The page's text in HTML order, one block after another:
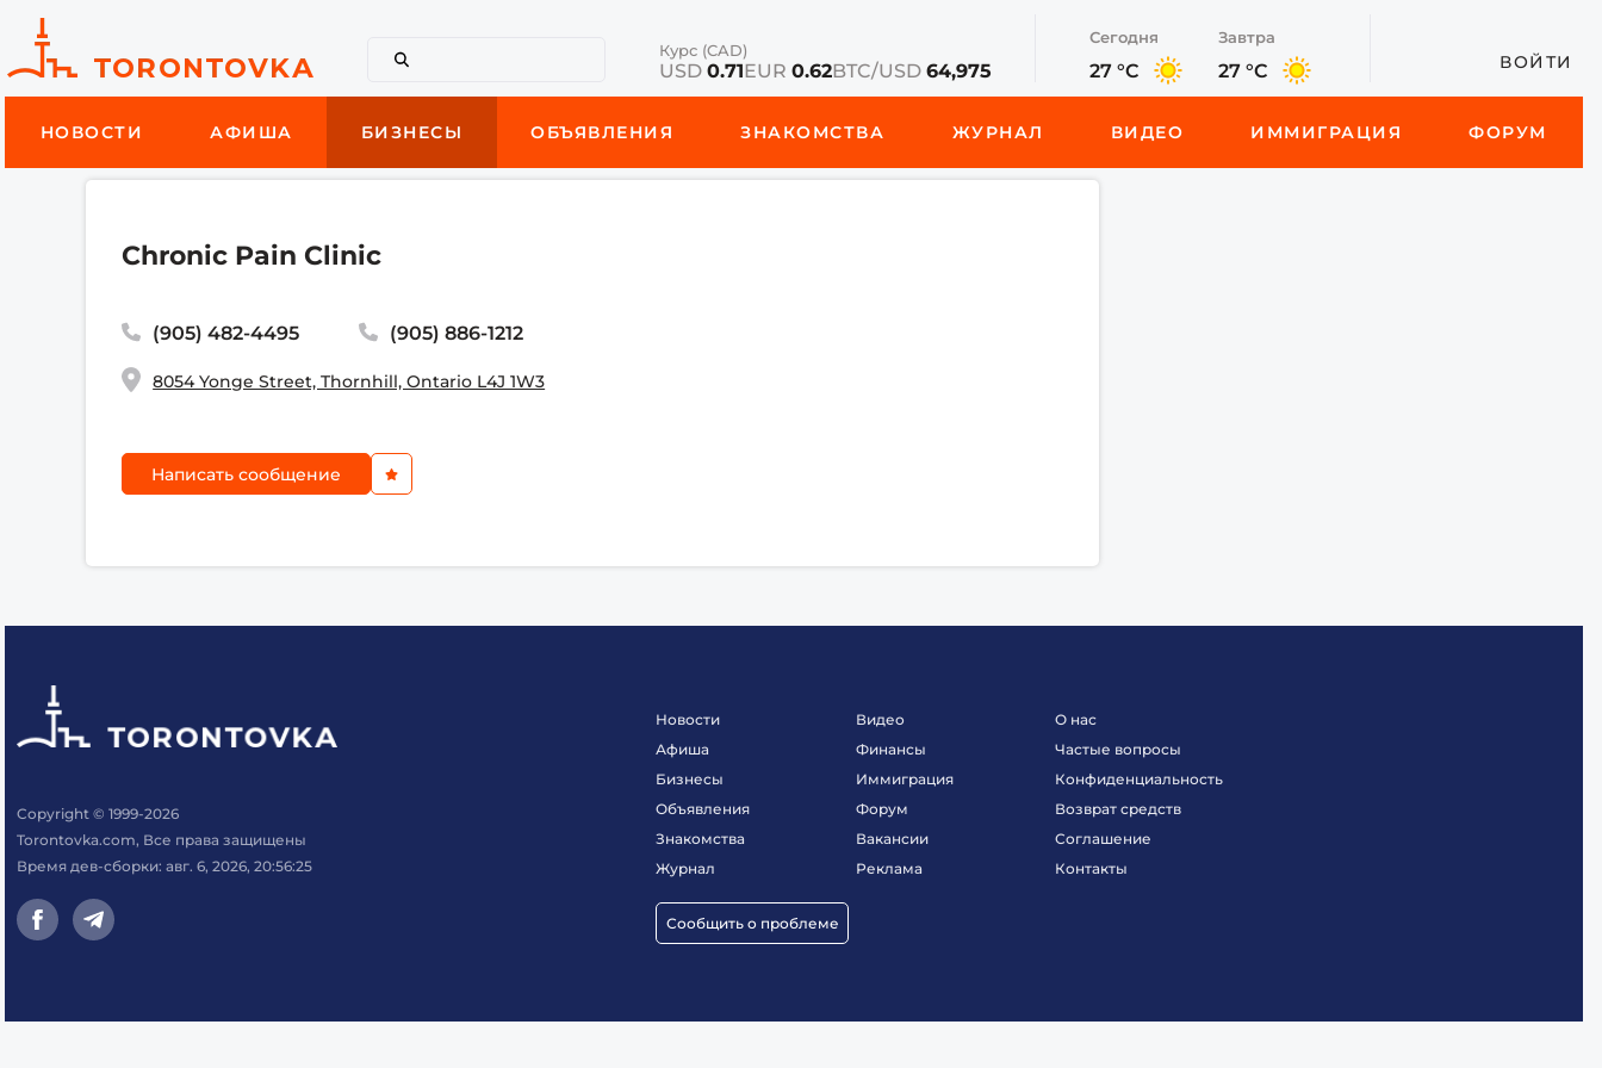
Курс (CAD)
USD 0.71EUR 0.62BTC/USD 64,975
Сегодня
27 °C
Завтра
27 °C ВОЙТИ
НОВОСТИ АФИША БИЗНЕСЫ ОБЪЯВЛЕНИЯ ЗНАКОМСТВА ЖУРНАЛ ВИДЕО ИММИГРАЦИЯ ФОРУМ
Chronic Pain Clinic
(905) 482-4495 (905) 886-1212
8054 Yonge Street, Thornhill, Ontario L4J 1W3
Написать сообщение
Copyright © 1999-2026
Torontovka.com, Все права защищены
Время дев-сборки: авг. 6, 2026, 20:56:25
Новости
Афиша
Бизнесы
Объявления
Знакомства
Журнал
Сообщить о проблеме
Видео
Финансы
Иммиграция
Форум
Вакансии
Реклама
О нас
Частые вопросы
Конфиденциальность
Возврат средств
Соглашение
Контакты